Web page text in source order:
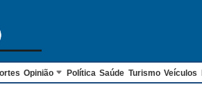
Opinião Política Saúde Turismo Veículos